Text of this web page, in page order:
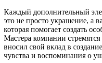
Каждый дополнительный
это не просто украшение, а
которая помогает создать
Мастера компании
вносил свой вклад в
чувства и воспоминания о